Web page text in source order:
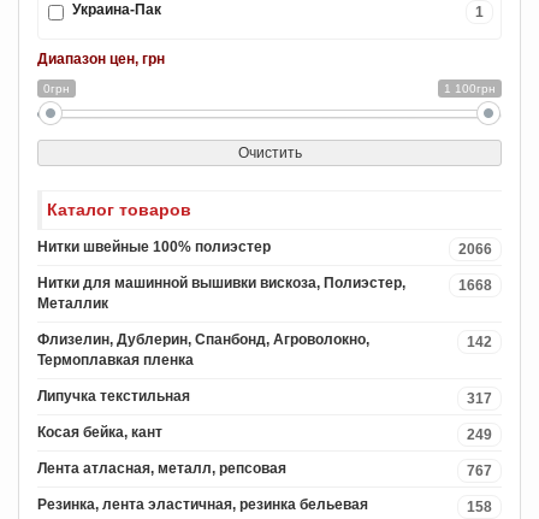
1
Украина-Пак
Диапазон цен, грн
0грн 1 100грн
Очистить
Каталог товаров
2066
Нитки швейные 100% полиэстер
1668
Нитки для машинной вышивки вискоза, Полиэстер,
Металлик
142
Флизелин, Дублерин, Спанбонд, Агроволокно,
Термоплавкая пленка
317
Липучка текстильная
249
Косая бейка, кант
767
Лента атласная, металл, репсовая
158
Резинка, лента эластичная, резинка бельевая